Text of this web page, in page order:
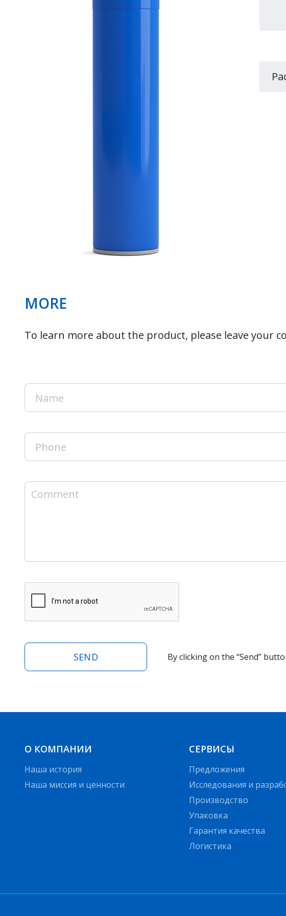
MORE
To learn more about the product, please leave your
SEND By clicking on the “Send”
О КОМПАНИИ
Наша история
Наша миссия и ценности
СЕРВИСЫ
Предложения
Исследования и
Производство
Упаковка
Гарантия качества
Логистика